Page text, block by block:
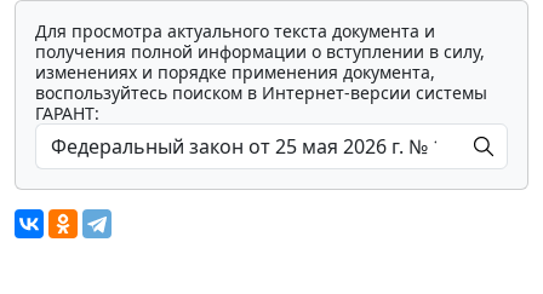
Для просмотра актуального текста документа и
получения полной информации о вступлении в силу,
изменениях и порядке применения документа,
воспользуйтесь поиском в Интернет-версии системы
ГАРАНТ: